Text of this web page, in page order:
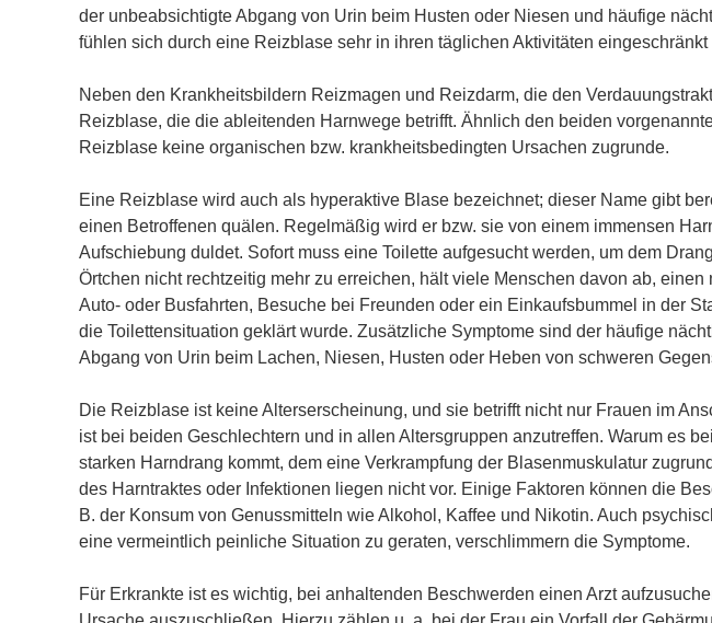
der unbeabsichtigte Abgang von Urin beim Husten oder Niesen und häufige
fühlen sich durch eine Reizblase sehr in ihren täglichen Aktivitäten eingeschränkt
Neben den Krankheitsbildern Reizmagen und Reizdarm, die den
Reizblase, die die ableitenden Harnwege betrifft. Ähnlich den beiden
Reizblase keine organischen bzw. krankheitsbedingten Ursachen zugrunde.
Eine Reizblase wird auch als hyperaktive Blase bezeichnet; dieser Name gibt
einen Betroffenen quälen. Regelmäßig wird er bzw. sie von einem immensen
Aufschiebung duldet. Sofort muss eine Toilette aufgesucht werden, um dem
Örtchen nicht rechtzeitig mehr zu erreichen, hält viele Menschen davon ab,
Auto- oder Busfahrten, Besuche bei Freunden oder ein Einkaufsbummel in der
die Toilettensituation geklärt wurde. Zusätzliche Symptome sind der häufige
Abgang von Urin beim Lachen, Niesen, Husten oder Heben von schweren
Die Reizblase ist keine Alterserscheinung, und sie betrifft nicht nur Frauen im
ist bei beiden Geschlechtern und in allen Altersgruppen anzutreffen. Warum es
starken Harndrang kommt, dem eine Verkrampfung der Blasenmuskulatur
des Harntraktes oder Infektionen liegen nicht vor. Einige Faktoren können die
B. der Konsum von Genussmitteln wie Alkohol, Kaffee und Nikotin. Auch
eine vermeintlich peinliche Situation zu geraten, verschlimmern die Symptome.
Für Erkrankte ist es wichtig, bei anhaltenden Beschwerden einen Arzt